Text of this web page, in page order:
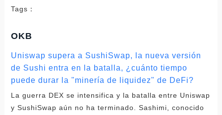
Tags：
OKB
Uniswap supera a SushiSwap, la nueva versión
de Sushi entra en la batalla, ¿cuánto tiempo
puede durar la "minería de liquidez" de DeFi?
La guerra DEX se intensifica y la batalla entre Uniswap
y SushiSwap aún no ha terminado. Sashimi, conocido